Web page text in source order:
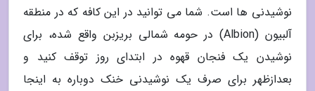
نوشیدنی ها است. شما می توانید در این کافه که در منطقه
آلبیون (Albion) در حومه شمالی بریزبن واقع شده، برای
نوشیدن یک فنجان قهوه در ابتدای روز توقف کنید و
بعدازظهر برای صرف یک نوشیدنی خنک دوباره به اینجا